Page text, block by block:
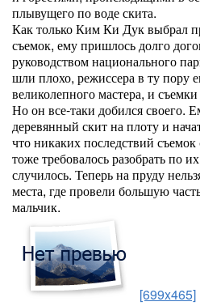
плывущего по воде скита.
Как только Ким Ки Дук выбрал
съемок, ему пришлось долго
руководством национального
шли плохо, режиссера в ту пору
великолепного мастера, и
Но он все-таки добился своего.
деревянный скит на плоту и
что никаких последствий
тоже требовалось разобрать по
случилось. Теперь на пруду
места, где провели большую
мальчик.
[699x465]